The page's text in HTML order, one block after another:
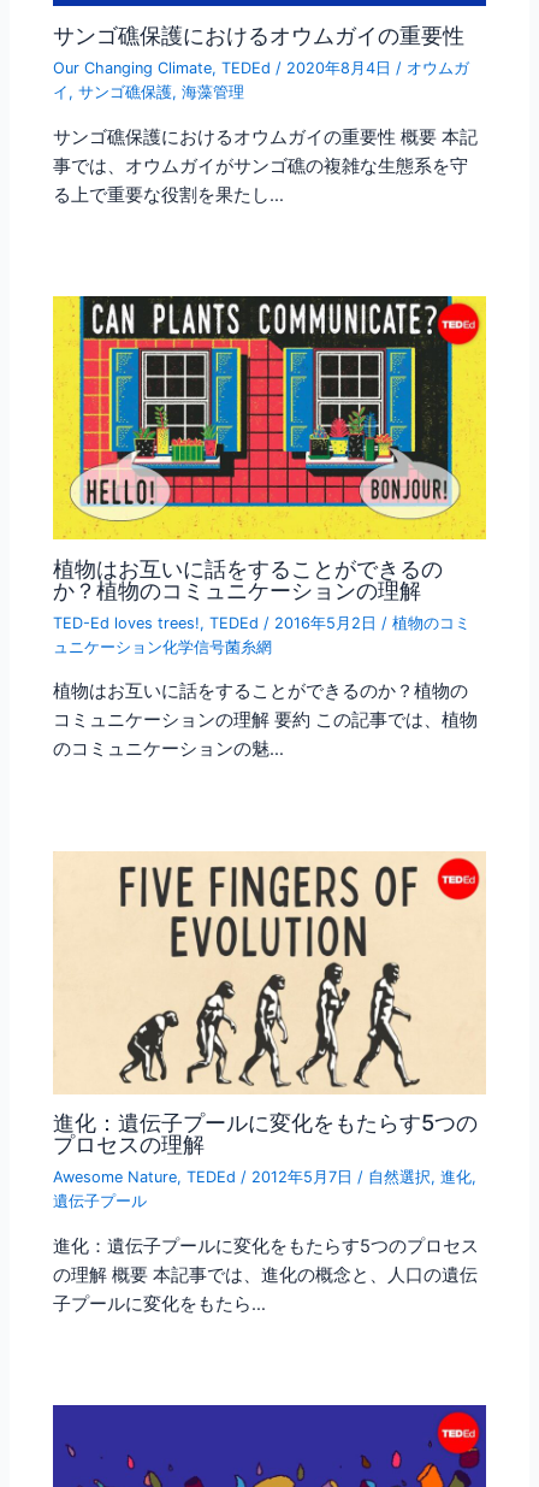
サンゴ礁保護におけるオウムガイの重要性
Our Changing Climate,TEDEd / 2020年8月4日 / オウムガ
イ ,サンゴ礁保護,海藻管理
サンゴ礁保護におけるオウムガイの重要性 概要 本記
事では、オウムガイがサンゴ礁の複雑な生態系を守
る上で重要な役割を果たし…
植物はお互いに話をすることができるの
か？植物のコミュニケーションの理解
TED-Ed loves trees!,TEDEd / 2016年5月2日 /植物のコミ
ュニケーション化学信号菌糸網
植物はお互いに話をすることができるのか？植物の
コミュニケーションの理解 要約 この記事では、植物
のコミュニケーションの魅…
進化：遺伝子プールに変化をもたらす5つの
プロセスの理解
Awesome Nature,TEDEd / 2012年5月7日/ 自然選択,進化,
遺伝子プール
進化：遺伝子プールに変化をもたらす5つのプロセス
の理解 概要 本記事では、進化の概念と、人口の遺伝
子プールに変化をもたら…